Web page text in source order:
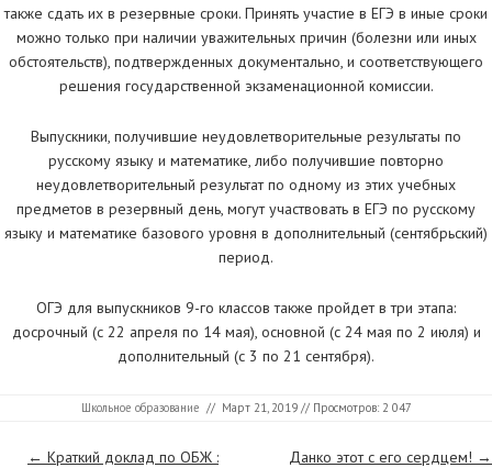
также сдать их в резервные сроки. Принять участие в ЕГЭ в иные сроки
можно только при наличии уважительных причин (болезни или иных
обстоятельств), подтвержденных документально, и соответствующего
решения государственной экзаменационной комиссии.
Выпускники, получившие неудовлетворительные результаты по
русскому языку и математике, либо получившие повторно
неудовлетворительный результат по одному из этих учебных
предметов в резервный день, могут участвовать в ЕГЭ по русскому
языку и математике базового уровня в дополнительный (сентябрьский)
период.
ОГЭ для выпускников 9-го классов также пройдет в три этапа:
досрочный (с 22 апреля по 14 мая), основной (с 24 мая по 2 июля) и
дополнительный (с 3 по 21 сентября).
Школьное образование // Март 21, 2019// Просмотров: 2 047
Страницы
← Краткий доклад по ОБЖ :
Данко этот с его сердцем! →